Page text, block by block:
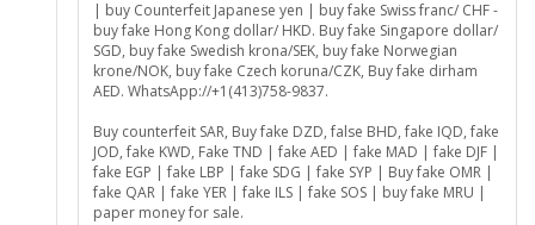
| buy Counterfeit Japanese yen | buy fake Swiss franc/ CHF -
buy fake Hong Kong dollar/ HKD. Buy fake Singapore dollar/
SGD, buy fake Swedish krona/SEK, buy fake Norwegian
krone/NOK, buy fake Czech koruna/CZK, Buy fake dirham
AED. WhatsApp://+1(413)758-9837.
Buy counterfeit SAR, Buy fake DZD, false BHD, fake IQD, fake
JOD, fake KWD, Fake TND | fake AED | fake MAD | fake DJF |
fake EGP | fake LBP | fake SDG | fake SYP | Buy fake OMR |
fake QAR | fake YER | fake ILS | fake SOS | buy fake MRU |
paper money for sale.